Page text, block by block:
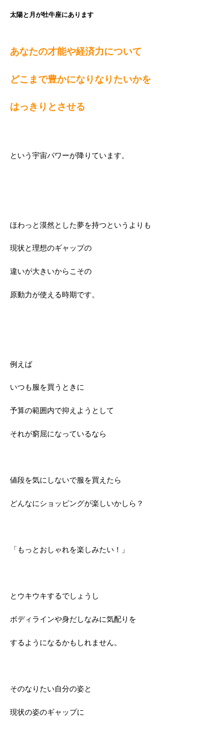
太陽と月が牡牛座にあります
あなたの才能や経済力について
どこまで豊かになりなりたいかを
はっきりとさせる
という宇宙パワーが降りています。
ほわっと漠然とした夢を持つというよりも
現状と理想のギャップの
違いが大きいからこその
原動力が使える時期です。
例えば
いつも服を買うときに
予算の範囲内で抑えようとして
それが窮屈になっているなら
値段を気にしないで服を買えたら
どんなにショッピングが楽しいかしら？
「もっとおしゃれを楽しみたい！」
とウキウキするでしょうし
ボディラインや身だしなみに気配りを
するようになるかもしれません。
そのなりたい自分の姿と
現状の姿のギャップに